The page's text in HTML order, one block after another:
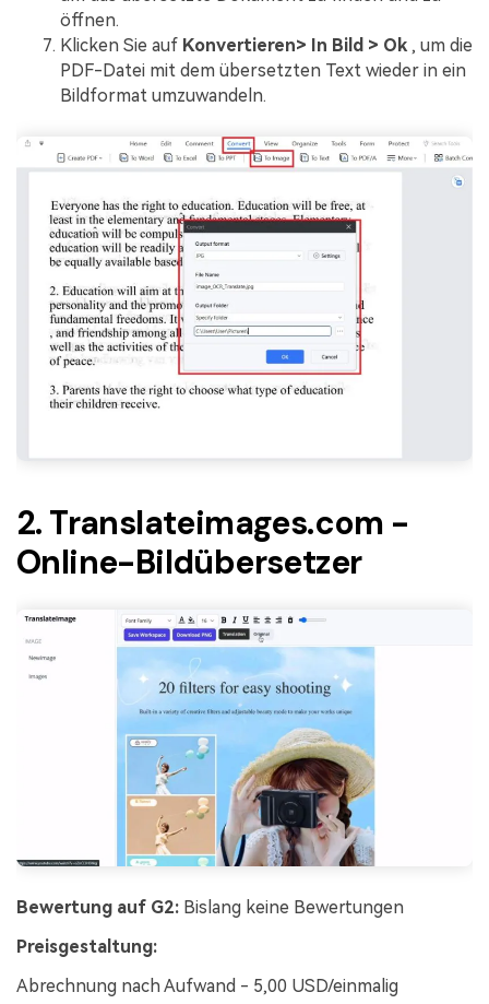
öffnen.
Klicken Sie auf Konvertieren> In Bild > Ok , um die
PDF-Datei mit dem übersetzten Text wieder in ein
Bildformat umzuwandeln.
2. Translateimages.com -
Online-Bildübersetzer
Bewertung auf G2: Bislang keine Bewertungen
Preisgestaltung:
Abrechnung nach Aufwand - 5,00 USD/einmalig